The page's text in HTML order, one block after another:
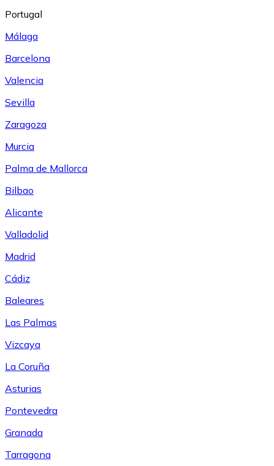
Portugal
Málaga
Barcelona
Valencia
Sevilla
Zaragoza
Murcia
Palma de Mallorca
Bilbao
Alicante
Valladolid
Madrid
Cádiz
Baleares
Las Palmas
Vizcaya
La Coruña
Asturias
Pontevedra
Granada
Tarragona